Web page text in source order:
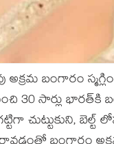
బంగారం
30 సార్లు భారత్‌కి
చుట్టుకుని, బెల్ట్